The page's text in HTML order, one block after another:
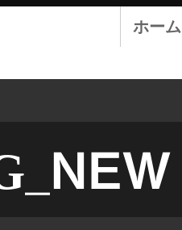
ホーム